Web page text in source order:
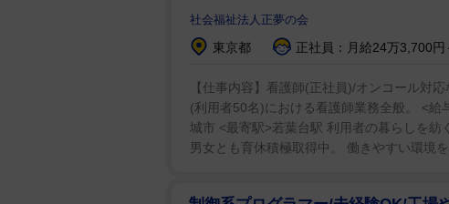
社会福祉法人正夢の会
東京都 正社員：月給24万3,700円
【仕事内容】看護師(正社員)/オンコール対
(利用者50名)における看護師業務全般。 <
城市 <最寄駅>若葉台駅 利用者の暮らしを
男女とも育休積極取得中。 働きやすい環境